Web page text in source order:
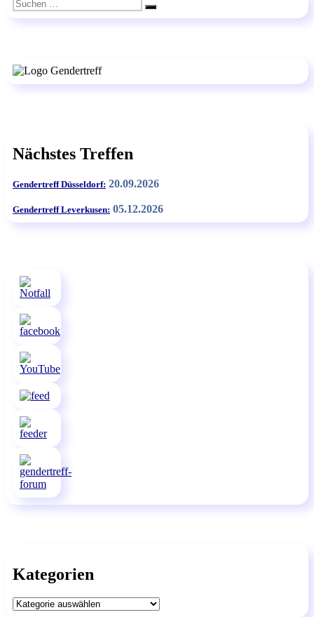
nach:
Suchen
Nächstes Treffen
Gendertreff Düsseldorf: 20.09.2026
Gendertreff Leverkusen: 05.12.2026
Kategorien
Kategorien